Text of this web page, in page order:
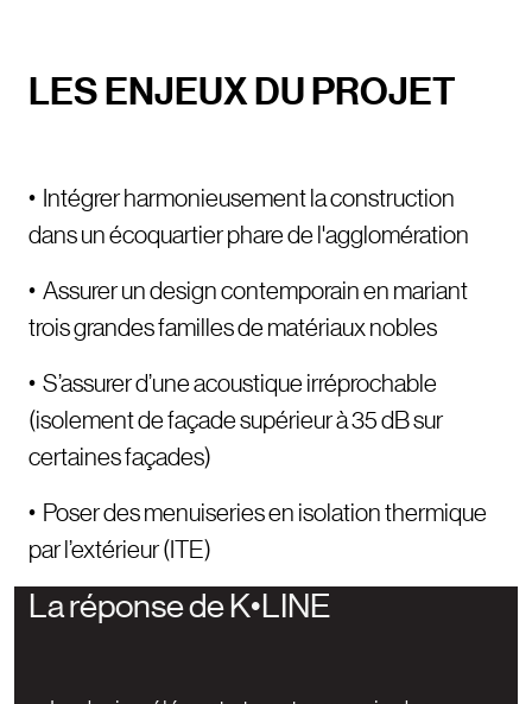
LES ENJEUX DU PROJET
• Intégrer harmonieusement la construction
dans un écoquartier phare de l'agglomération
• Assurer un design contemporain en mariant
trois grandes familles de matériaux nobles
• S’assurer d’une acoustique irréprochable
(isolement de façade supérieur à 35 dB sur
certaines façades)
• Poser des menuiseries en isolation thermique
par l’extérieur (ITE)
La réponse de K•LINE